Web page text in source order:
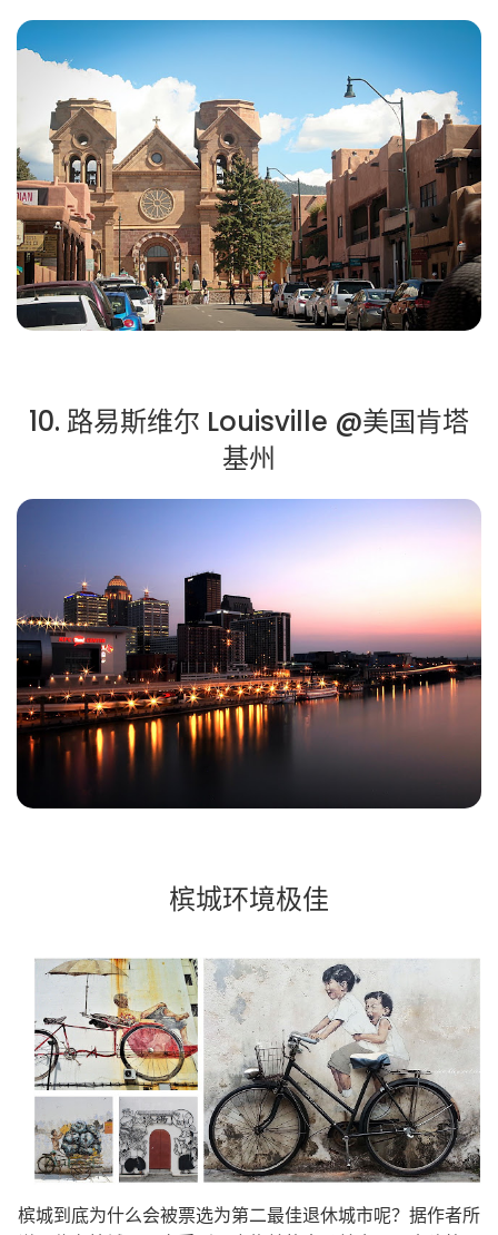
10. 路易斯维尔 Louisville @美国肯塔
基州
槟城环境极佳
槟城到底为什么会被票选为第二最佳退休城市呢？据作者所